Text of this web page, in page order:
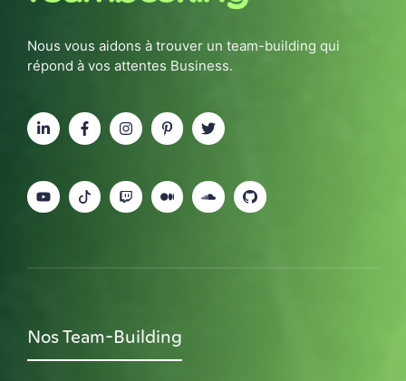
Nous vous aidons à trouver un team-building qui
répond à vos attentes Business.
Nos Team-Building